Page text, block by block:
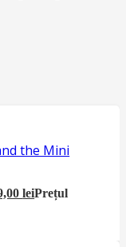
the Mini
leiPrețul